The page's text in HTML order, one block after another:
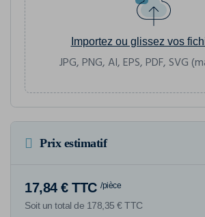
Importez ou glissez vos
JPG, PNG, AI, EPS, PDF, SVG
Prix estimatif
17,84 € TTC /pièce
Soit un total de 178,35 € TTC